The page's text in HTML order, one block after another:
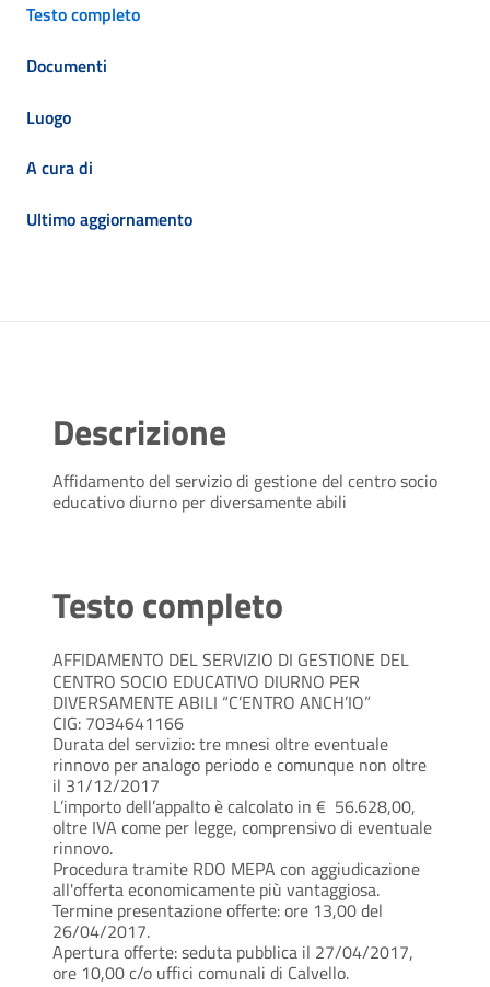
Testo completo
Documenti
Luogo
A cura di
Ultimo aggiornamento
Descrizione
Affidamento del servizio di gestione del centro socio
educativo diurno per diversamente abili 
Testo completo
AFFIDAMENTO DEL SERVIZIO DI GESTIONE DEL
CENTRO SOCIO EDUCATIVO DIURNO PER
DIVERSAMENTE ABILI “C’ENTRO ANCH’IO”
CIG: 7034641166
Durata del servizio: tre mnesi oltre eventuale
rinnovo per analogo periodo e comunque non oltre
il 31/12/2017
L’importo dell’appalto è calcolato in € 56.628,00,
oltre IVA come per legge, comprensivo di eventuale
rinnovo.
Procedura tramite RDO MEPA con aggiudicazione
all'offerta economicamente più vantaggiosa.
Termine presentazione offerte: ore 13,00 del
26/04/2017.
Apertura offerte: seduta pubblica il 27/04/2017,
ore 10,00 c/o uffici comunali di Calvello.